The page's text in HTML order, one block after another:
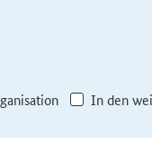
In den